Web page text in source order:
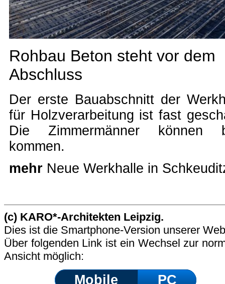
Rohbau Beton steht vor dem
Abschluss
Der erste Bauabschnitt der
für Holzverarbeitung ist fast
Die Zimmermänner können
kommen.
mehr Neue Werkhalle in
(c) KARO*-Architekten Leipzig.
Dies ist die Smartphone-Version unserer
Über folgenden Link ist ein Wechsel zur
Ansicht möglich:
Mobile PC